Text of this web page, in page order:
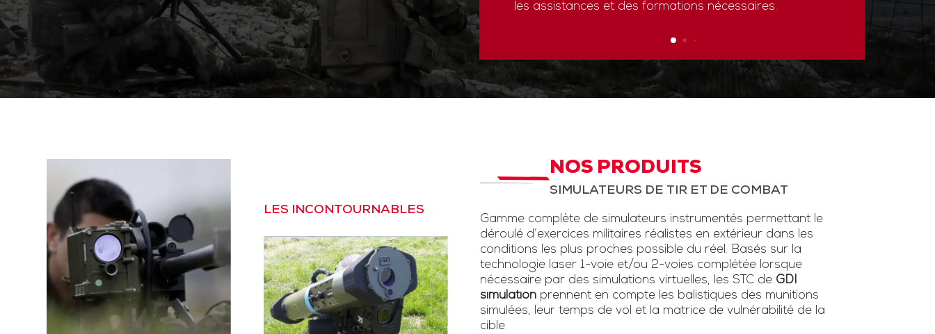
les assistances et des formations nécessaires.
LES INCONTOURNABLES
NOS PRODUITS
SIMULATEURS DE TIR ET DE COMBAT
Gamme complète de simulateurs instrumentés permettant le
déroulé d’exercices militaires réalistes en extérieur dans les
conditions les plus proches possible du réel. Basés sur la
technologie laser 1-voie et/ou 2-voies complétée lorsque
nécessaire par des simulations virtuelles, les STC de GDI
simulation prennent en compte les balistiques des munitions
simulées, leur temps de vol et la matrice de vulnérabilité de la
cible.